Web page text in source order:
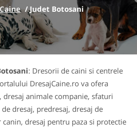
/Judet Botosani
: Dresorii de caini si centrele
DresajCaine.ro va ofera
dresaj animale companie, sfaturi
dresaj, predresaj, dresaj de
dresaj pentru paza si protectie